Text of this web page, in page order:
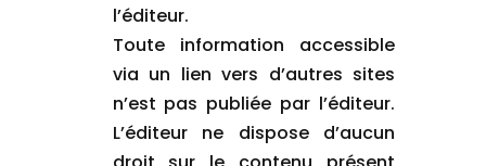
l’éditeur.
Toute information accessible
via un lien vers d’autres sites
n’est pas publiée par l’éditeur.
L’éditeur ne dispose d’aucun